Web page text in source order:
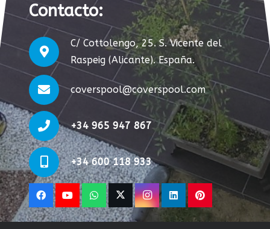
Contacto:
C/ Cottolengo, 25. S. Vicente del
Raspeig (Alicante). España.
coverspool@coverspool.com
+34 965 947 867
+34 600 118 933